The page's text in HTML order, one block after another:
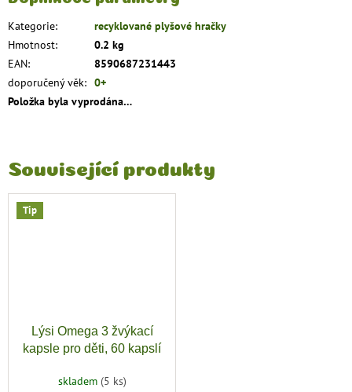
Související produkty
Tip
Lýsi Omega 3 žvýkací
kapsle pro děti, 60 kapslí
skladem (5 ks)
Kategorie:
recyklované plyšové hračky
Hmotnost:
0.2 kg
EAN:
8590687231443
doporučený věk: 0+
Položka byla vyprodána…